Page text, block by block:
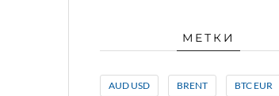
МЕТКИ
AUD USD BRENT BTC EUR